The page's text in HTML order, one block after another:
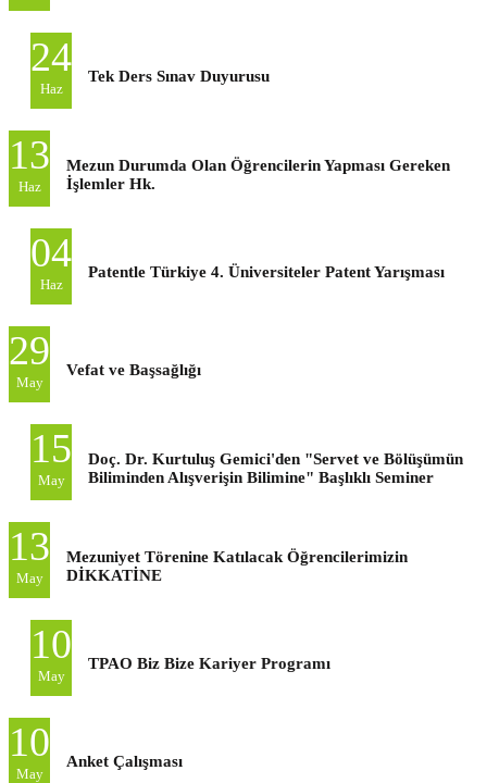
24
Haz
Tek Ders Sınav Duyurusu
13
Haz
Mezun Durumda Olan Öğrencilerin Yapması Gereken
İşlemler Hk.
04
Haz
Patentle Türkiye 4. Üniversiteler Patent Yarışması
29
May
Vefat ve Başsağlığı
15
May
Doç. Dr. Kurtuluş Gemici'den "Servet ve Bölüşümün
Biliminden Alışverişin Bilimine" Başlıklı Seminer
13
May
Mezuniyet Törenine Katılacak Öğrencilerimizin
DİKKATİNE
10
May
TPAO Biz Bize Kariyer Programı
10
May
Anket Çalışması